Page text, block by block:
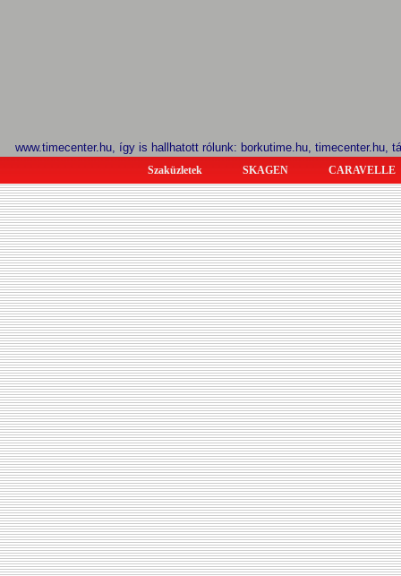
www.timecenter.hu, így is hallhatott rólunk: borkutime.hu, timecenter.hu,
Szaküzletek SKAGEN CARAVELLE